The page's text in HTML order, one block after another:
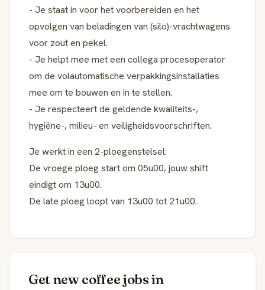
- Je staat in voor het voorbereiden en het
opvolgen van beladingen van (silo)-vrachtwagens
voor zout en pekel.
- Je helpt mee met een collega procesoperator
om de volautomatische verpakkingsinstallaties
mee om te bouwen en in te stellen.
- Je respecteert de geldende kwaliteits-,
hygiëne-, milieu- en veiligheidsvoorschriften.
Je werkt in een 2-ploegenstelsel:
De vroege ploeg start om 05u00, jouw shift
eindigt om 13u00.
De late ploeg loopt van 13u00 tot 21u00.
Get new coffee jobs in